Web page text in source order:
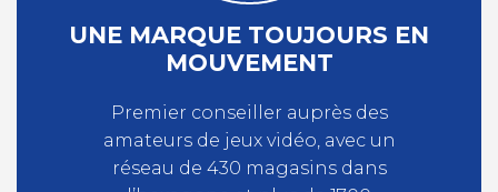
UNE MARQUE TOUJOURS EN
MOUVEMENT
Premier conseiller auprès des
amateurs de jeux vidéo, avec un
réseau de 430 magasins dans